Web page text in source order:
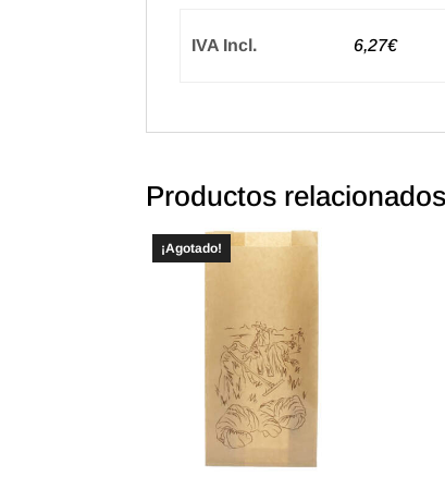
IVA Incl. 6,27€
Productos relacionados
¡Agotado!